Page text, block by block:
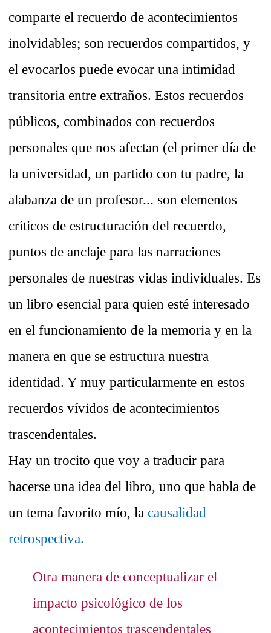
comparte el recuerdo de acontecimientos
inolvidables; son recuerdos compartidos, y
el evocarlos puede evocar una intimidad
transitoria entre extraños. Estos recuerdos
públicos, combinados con recuerdos
personales que nos afectan (el primer día de
la universidad, un partido con tu padre, la
alabanza de un profesor... son elementos
críticos de estructuración del recuerdo,
puntos de anclaje para las narraciones
personales de nuestras vidas individuales. Es
un libro esencial para quien esté interesado
en el funcionamiento de la memoria y en la
manera en que se estructura nuestra
identidad. Y muy particularmente en estos
recuerdos vívidos de acontecimientos
trascendentales.
Hay un trocito que voy a traducir para
hacerse una idea del libro, uno que habla de
un tema favorito mío, la causalidad
retrospectiva.
Otra manera de conceptualizar el
impacto psicológico de los
acontecimientos trascendentales